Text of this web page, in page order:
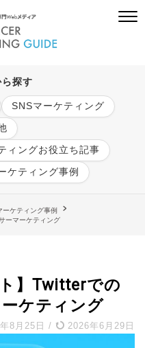
探す
SNSマーケティング
ィングお役立ち記事
ケティング事例
ーケティング事例
ーマーケティング
】Twitterでの
ケティング
8月25日 / 2026年6月29日